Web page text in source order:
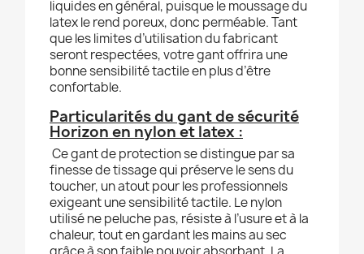
liquides en général, puisque le moussage du
latex le rend poreux, donc perméable. Tant
que les limites d’utilisation du fabricant
seront respectées, votre gant offrira une
bonne sensibilité tactile en plus d’être
confortable.
Particularités du gant de sécurité
Horizon en nylon et latex :
Ce gant de protection se distingue par sa
finesse de tissage qui préserve le sens du
toucher, un atout pour les professionnels
exigeant une sensibilité tactile. Le nylon
utilisé ne peluche pas, résiste à l’usure et à la
chaleur, tout en gardant les mains au sec